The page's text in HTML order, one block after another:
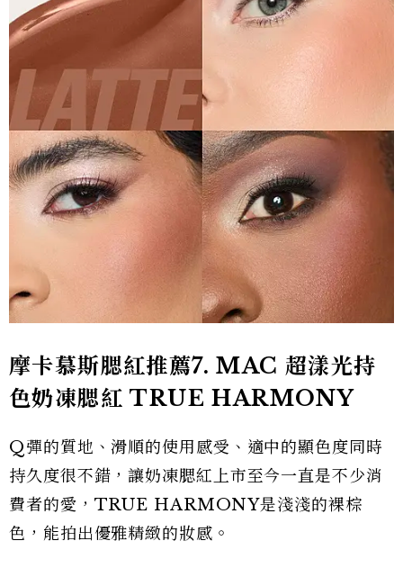
摩卡慕斯腮紅推薦7. MAC 超漾光持
色奶凍腮紅 TRUE HARMONY
Q彈的質地、滑順的使用感受、適中的顯色度同時
持久度很不錯，讓奶凍腮紅上市至今一直是不少消
費者的愛，TRUE HARMONY是淺淺的裸棕
色，能拍出優雅精緻的妝感。